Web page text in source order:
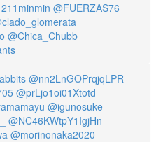
@FUERZAS76
@Chica_Chubb
@nn2LnGOPrqjqLPR
@prLjo1oi01Xtotd
@igunosuke
@NC46KWtpY1IgjHn
@morinonaka2020